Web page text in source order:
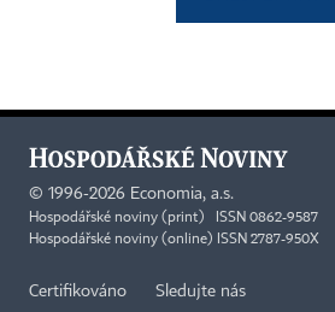
© 1996-2026 Economia, a.s.
Hospodářské noviny (print) ISSN 0862-9587
Hospodářské noviny (online) ISSN 2787-950X
Certifikováno Sledujte nás